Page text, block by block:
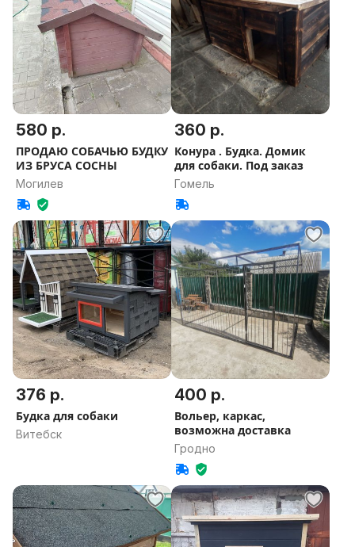
580 р.
ПРОДАЮ СОБАЧЬЮ БУДКУ
ИЗ БРУСА СОСНЫ
Могилев
360 р.
Конура . Будка. Домик
для собаки. Под заказ
Гомель
376 р.
Будка для собаки
Витебск
400 р.
Вольер, каркас,
возможна доставка
Гродно